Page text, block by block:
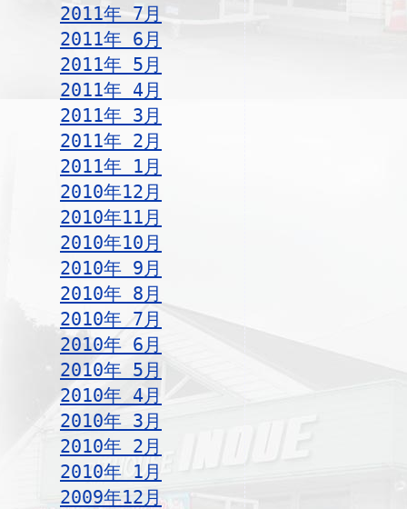
2011年 7月
2011年 6月
2011年 5月
2011年 4月
2011年 3月
2011年 2月
2011年 1月
2010年12月
2010年11月
2010年10月
2010年 9月
2010年 8月
2010年 7月
2010年 6月
2010年 5月
2010年 4月
2010年 3月
2010年 2月
2010年 1月
2009年12月